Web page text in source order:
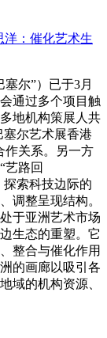
洋：催化艺术生
尔”）已于3月
通过多个项目触
地机构策展人共
塞尔艺术展香港
作关系。另一方
艺路回
探索科技边际的
调整呈现结构。
于亚洲艺术市场
生态的重塑。它
整合与催化作用
的画廊以吸引各
域的机构资源、